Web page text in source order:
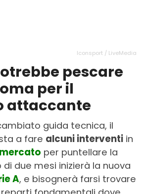
Iconsport / LiveMedia
pescare
per il
attaccante
guida tecnica, il
a fare alcuni interventiin
per puntellare la
di due mesi inizierà la nuova
A, e bisognerà farsi trovare